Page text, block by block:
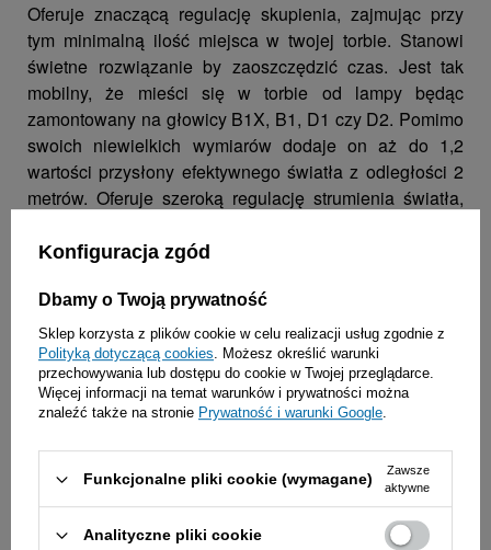
Oferuje znaczącą regulację skupienia, zajmując przy
tym minimalną ilość miejsca w twojej torbie. Stanowi
świetne rozwiązanie by zaoszczędzić czas. Jest tak
mobilny, że mieści się w torbie od lampy będąc
zamontowany na głowicy B1X, B1, D1 czy D2. Pomimo
swoich niewielkich wymiarów dodaje on aż do 1,2
wartości przysłony efektywnego światła z odległości 2
metrów. Oferuje szeroką regulację strumienia światła,
kształtowania światła.
Ważna notatka:
B10, B1X, jego poprzednika B1, B2, D1, D2.
Maksymalnej mocy lampy 1000Ws. Maksymalnej mocy
lampy modelującej 300W. Nie nadaje się do stosowania
z głowicami ProHead, Pro-B Head, Acute/D4 Head czy
AcuteB Head.
Konfiguracja zgód
Dbamy o Twoją prywatność
Sklep korzysta z plików cookie w celu realizacji usług zgodnie z
Polityką dotyczącą cookies. Możesz określić warunki
przechowywania lub dostępu do cookie w Twojej przeglądarce.
Więcej informacji na temat warunków i prywatności można
znaleźć także na stronie Prywatność i warunki Google.
Funkcjonalne pliki cookie (wymagane)
Zawsze
aktywne
Analityczne pliki cookie